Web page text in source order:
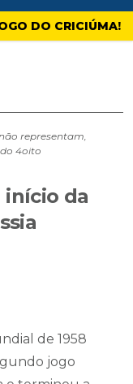
DO CRICIÚMA!
representam,
4oito
início da
de 1958
jogo